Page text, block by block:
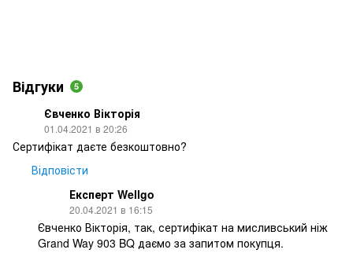
Відгуки 5
Євченко Вікторія
01.04.2021 в 20:26
Сертифікат даєте безкоштовно?
Відповісти
Експерт Wellgo
20.04.2021 в 16:15
Євченко Вікторія, так, сертифікат на мисливський ніж
Grand Way 903 BQ даємо за запитом покупця.